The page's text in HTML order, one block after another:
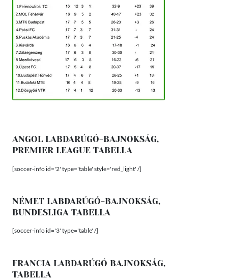
ANGOL LABDARÚGÓ-BAJNOKSÁG,
PREMIER LEAGUE TABELLA
[soccer-info id='2' type='table' style='red_light' /]
NÉMET LABDARÚGÓ-BAJNOKSÁG,
BUNDESLIGA TABELLA
[soccer-info id='3' type='table' /]
FRANCIA LABDARÚGÓ BAJNOKSÁG,
TABELLA